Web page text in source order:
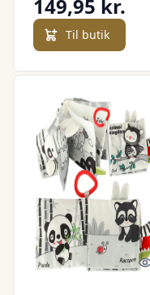
149,95 kr.
Til butik